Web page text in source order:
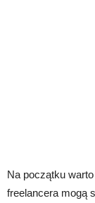
Na początku
freelancera mogą